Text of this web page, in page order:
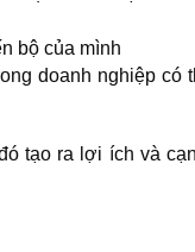
bộ của mình
doanh nghiệp có
tạo ra lợi ích và